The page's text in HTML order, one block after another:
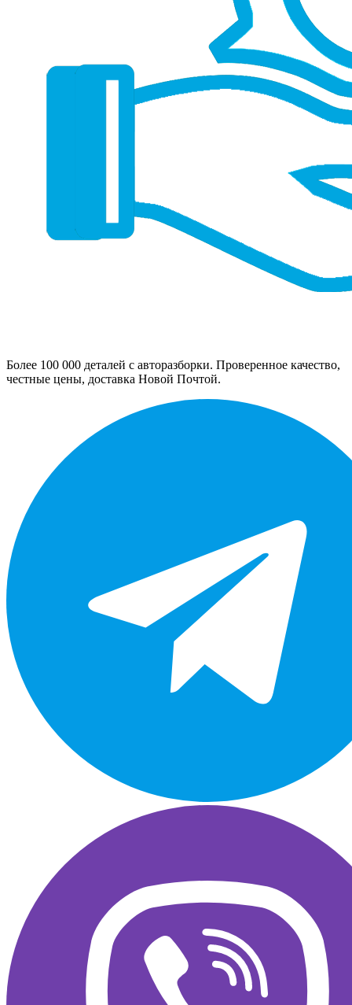
Более 100 000 деталей с авторазборки. Проверенное качество,
честные цены, доставка Новой Почтой.